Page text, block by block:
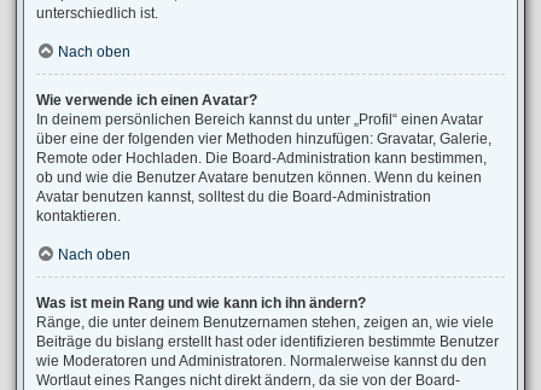
unterschiedlich ist.
Nach oben
Wie verwende ich einen Avatar?
In deinem persönlichen Bereich kannst du unter „Profil“ einen Avatar
über eine der folgenden vier Methoden hinzufügen: Gravatar, Galerie,
Remote oder Hochladen. Die Board-Administration kann bestimmen,
ob und wie die Benutzer Avatare benutzen können. Wenn du keinen
Avatar benutzen kannst, solltest du die Board-Administration
kontaktieren.
Nach oben
Was ist mein Rang und wie kann ich ihn ändern?
Ränge, die unter deinem Benutzernamen stehen, zeigen an, wie viele
Beiträge du bislang erstellt hast oder identifizieren bestimmte Benutzer
wie Moderatoren und Administratoren. Normalerweise kannst du den
Wortlaut eines Ranges nicht direkt ändern, da sie von der Board-